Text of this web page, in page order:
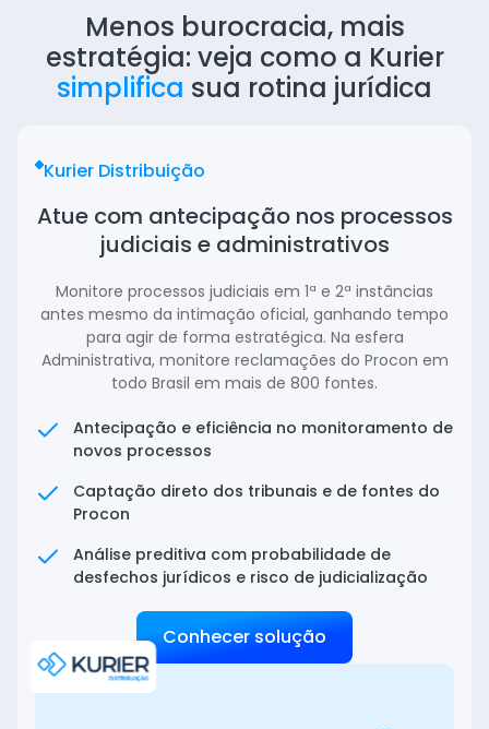
Menos burocracia, mais
estratégia: veja como a Kurier
simplifica sua rotina jurídica
Kurier Distribuição
Atue com antecipação nos processos
judiciais e administrativos
Monitore processos judiciais em 1ª e 2ª instâncias
antes mesmo da intimação oficial, ganhando tempo
para agir de forma estratégica. Na esfera
Administrativa, monitore reclamações do Procon em
todo Brasil em mais de 800 fontes.
Antecipação e eficiência no monitoramento de
novos processos
Captação direto dos tribunais e de fontes do
Procon
Análise preditiva com probabilidade de
desfechos jurídicos e risco de judicialização
Conhecer solução